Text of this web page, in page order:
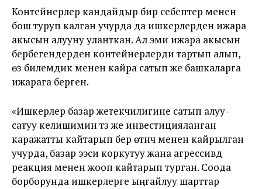
Контейнерлер кандайдыр бир себептер менен
бош туруп калган учурда да ишкерлерден ижара
акысын алууну уланткан. Ал эми ижара акысын
бербегендерден контейнерлерди тартып алып,
өз билемдик менен кайра сатып же башкаларга
ижарага берген.
«Ишкерлер базар жетекчилигине сатып алуу-
сатуу келишимин түзүү же инвестицияланган
каражатты кайтарып берүү өтүнүчү менен кайрылган
учурда, базар ээси коркутуу жана агрессивдүү
реакция менен жооп кайтарып турган. Соода
борборунда ишкерлерге ыңгайлуу шарттар